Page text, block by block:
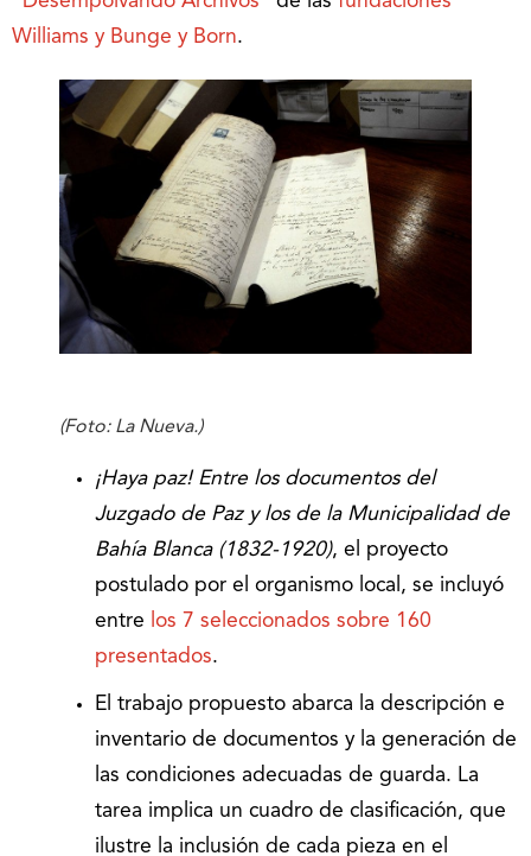
Williams y Bunge y Born.
(Foto: La Nueva.)
¡Haya paz! Entre los documentos del
Juzgado de Paz y los de la Municipalidad de
Bahía Blanca (1832-1920), el proyecto
postulado por el organismo local, se incluyó
entre los 7 seleccionados sobre 160
presentados.
El trabajo propuesto abarca la descripción e
inventario de documentos y la generación de
las condiciones adecuadas de guarda. La
tarea implica un cuadro de clasificación, que
ilustre la inclusión de cada pieza en el